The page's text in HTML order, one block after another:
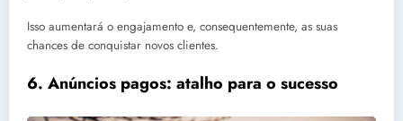
Isso aumentará o engajamento e, consequentemente, as suas
chances de conquistar novos clientes.
6. Anúncios pagos: atalho para o sucesso